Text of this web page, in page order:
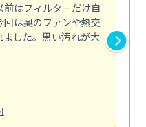
はフィルターだけ自
は奥のファンや熱交
した。黒い汚れが大